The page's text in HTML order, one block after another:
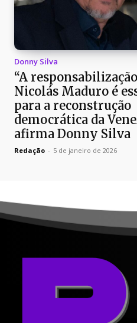
Donny Silva
“A
Nicolás Maduro é
para a reconstrução
democrática da
afirma Donny Silva
Redação - 5 de janeiro de 2026